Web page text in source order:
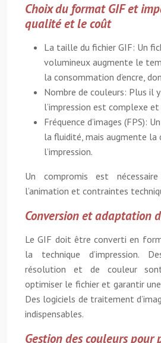
Choix du format GIF et
qualité et le coût
La taille du fichier GIF: Un
volumineux augmente le
la consommation d’encre,
Nombre de couleurs: Plus il
l’impression est complexe
Fréquence d’images (FPS):
la fluidité, mais augmente la
l’impression.
Un compromis est
l’animation et contraintes
Conversion et adaptation
Le GIF doit être converti en
la technique d’impression.
résolution et de couleur
optimiser le fichier et garantir
Des logiciels de traitement
indispensables.
Gestion des couleurs pour